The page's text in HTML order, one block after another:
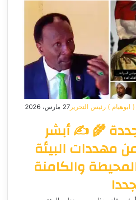
) رئيس التحرير 27 مارس، 2026
🌾 ✍️ أبشر
مهددات البيئة
والكامنة